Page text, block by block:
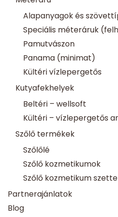
Alapanyagok és
Speciális méteráruk
Pamutvászon
Panama (minimat)
Kültéri vízlepergetős
Kutyafekhelyek
Beltéri – wellsoft
Kültéri – vízlepergetős
Szőlő termékek
Szőlőlé
Szőlő kozmetikumok
Szőlő kozmetikum
Partnerajánlatok
Blog